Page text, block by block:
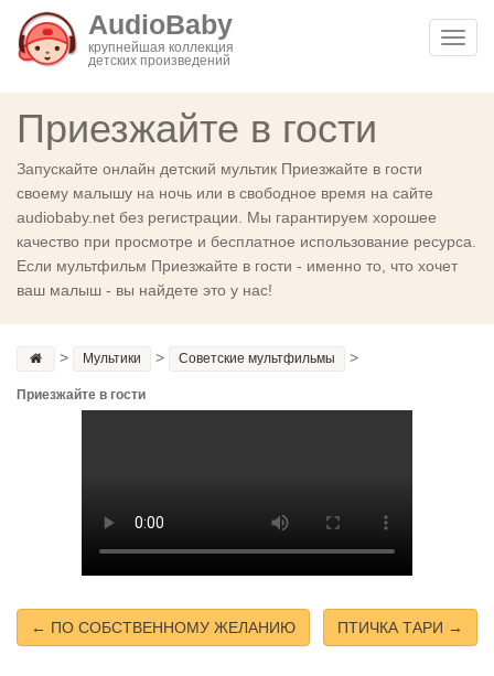
AudioBaby
крупнейшая коллекция
детских произведений
Приезжайте в гости
Запускайте онлайн детский мультик Приезжайте в гости
своему малышу на ночь или в свободное время на сайте
audiobaby.net без регистрации. Мы гарантируем хорошее
качество при просмотре и бесплатное использование ресурса.
Если мультфильм Приезжайте в гости - именно то, что хочет
ваш малыш - вы найдете это у нас!
> Мультики > Советские мультфильмы >
Приезжайте в гости
← ПО СОБСТВЕННОМУ ЖЕЛАНИЮ ПТИЧКА ТАРИ →